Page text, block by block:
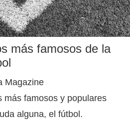
más famosos de la
Magazine
más famosos y populares
alguna, el fútbol.